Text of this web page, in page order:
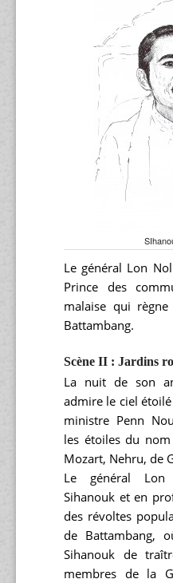
Le général Lon
Prince des
malaise qui
Battambang.
Scène II : Jardins
La nuit de son
admire le ciel
ministre Penn
les étoiles du nom
Mozart, Nehru, de
Le général
Sihanouk et en
des révoltes
de Battambang,
Sihanouk de
membres de la